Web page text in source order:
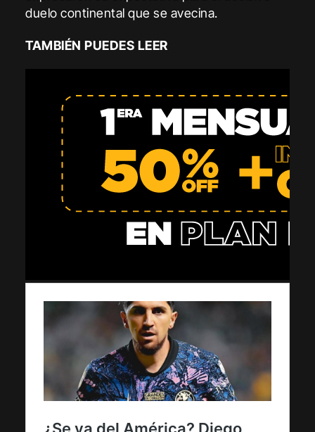
duelo continental que se avecina.
TAMBIÉN PUEDES LEER